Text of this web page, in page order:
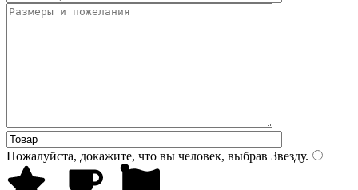
Пожалуйста, докажите, что вы человек, выбрав Звезду.